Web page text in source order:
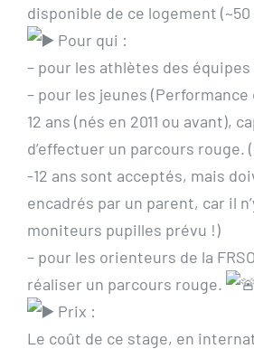
disponible de ce logement (~50
Pour qui :
– pour les athlètes des
– pour les jeunes
12 ans (nés en 2011 ou avant),
d’effectuer un parcours rouge.
-12 ans sont acceptés, mais
encadrés par un parent, car il
moniteurs pupilles prévu !)
– pour les orienteurs de la
réaliser un parcours rouge.
Prix :
Le coût de ce stage, en